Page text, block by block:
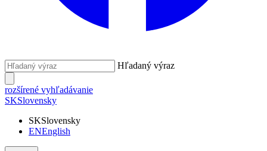
Hľadaný výraz
rozšírené vyhľadávanie
SKSlovensky
SKSlovensky
ENEnglish